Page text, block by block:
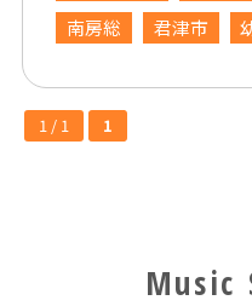
南房総
君津市
1 / 1 1
Music